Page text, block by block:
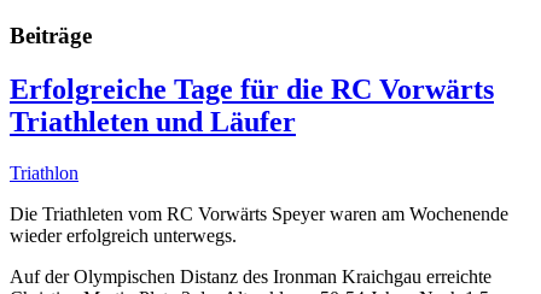
Beiträge
Erfolgreiche Tage für die RC Vorwärts
Triathleten und Läufer
Triathlon
Die Triathleten vom RC Vorwärts Speyer waren am Wochenende
wieder erfolgreich unterwegs.
Auf der Olympischen Distanz des Ironman Kraichgau erreichte